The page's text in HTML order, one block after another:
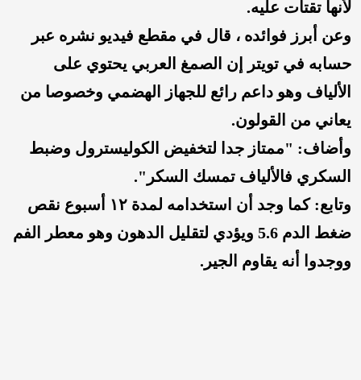
لأنها تقتات عليه.
وعن أبرز فوائده ، قال في مقطع فيديو نشره عبر
حسابه في تويتر إن الصمغ العربي يحتوي على
الألياف وهو داعم رائع للجهاز الهضمي وخصوصا من
يعاني من القولون.
وأضاف: "ممتاز جدا لتخفيض الكوليسترول وضبط
السكري فالألياف تمسك السكر".
وتابع: كما وجد أن استخدامه لمدة ١٢ أسبوع نقص
ضغط الدم 5.6 ويؤدي لتقليل الدهون وهو معطر الفم
ووجدوا أنه يقاوم الجير.